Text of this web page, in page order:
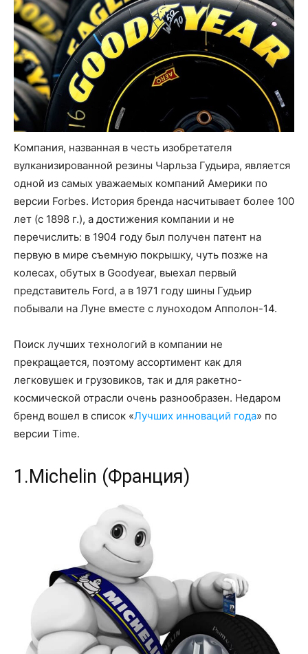
Компания, названная в честь изобретателя
вулканизированной резины Чарльза Гудьира, является
одной из самых уважаемых компаний Америки по
версии Forbes. История бренда насчитывает более 100
лет (с 1898 г.), а достижения компании и не
перечислить: в 1904 году был получен патент на
первую в мире съемную покрышку, чуть позже на
колесах, обутых в Goodyear, выехал первый
представитель Ford, а в 1971 году шины Гудьир
побывали на Луне вместе с луноходом Апполон-14.
Поиск лучших технологий в компании не
прекращается, поэтому ассортимент как для
легковушек и грузовиков, так и для ракетно-
космической отрасли очень разнообразен. Недаром
бренд вошел в список «Лучших инноваций года» по
версии Time.
1.Michelin (Франция)